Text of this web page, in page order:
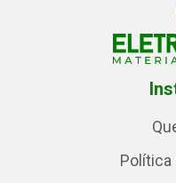
Política